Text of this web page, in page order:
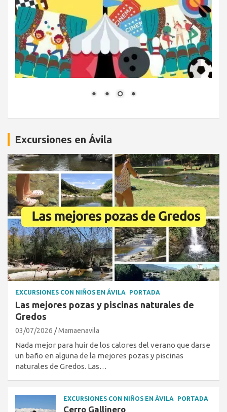
Excursiones en Ávila
EXCURSIONES CON NIÑOS EN ÁVILA PORTADA
Las mejores pozas y piscinas naturales de
Gredos
03/07/2026 Mamaenavila
Nada mejor para huir de los calores del verano que darse
un baño en alguna de la mejores pozas y piscinas
naturales de Gredos. Las…
EXCURSIONES CON NIÑOS EN ÁVILA PORTADA
Cerro Gallinero